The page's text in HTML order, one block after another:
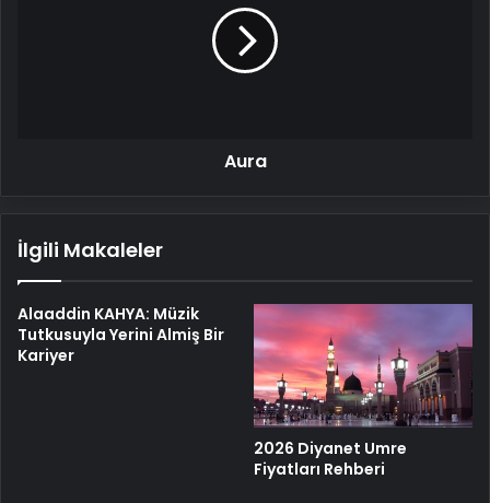
Aura
İlgili Makaleler
Alaaddin KAHYA: Müzik
Tutkusuyla Yerini Almiş Bir
Kariyer
2026 Diyanet Umre
Fiyatları Rehberi